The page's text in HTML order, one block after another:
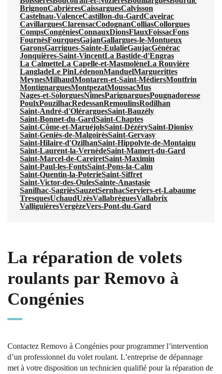
BrignonCabrièresCaissarguesCalvisson
Castelnau-ValenceCastillon-du-GardCaveirac
CavillarguesClarensacCodognanColliasCollorgues
CompsCongéniesConnauxDionsFlauxFoissacFons
FournèsFourquesGajanGallargues-le-Montueux
GaronsGarrigues-Sainte-EulalieGaujacGénérac
Jonquières-Saint-VincentLa Bastide-d'Engras
La CalmetteLa Capelle-et-MasmolèneLa Rouvière
LangladeLe PinLédenonManduelMarguerittes
MeynesMilhaudMontaren-et-Saint-MédiersMontfrin
MontignarguesMontpezatMoussacMus
Nages-et-SolorguesNîmesParignarguesPougnadoresse
PoulxPouzilhacRedessanRemoulinsRodilhan
Saint-André-d'OlérarguesSaint-Bauzély
Saint-Bonnet-du-GardSaint-Chaptes
Saint-Côme-et-MaruéjolsSaint-DézérySaint-Dionisy
Saint-Geniès-de-MalgoirèsSaint-Gervasy
Saint-Hilaire-d'OzilhanSaint-Hippolyte-de-Montaigu
Saint-Laurent-la-VernèdeSaint-Mamert-du-Gard
Saint-Marcel-de-CareiretSaint-Maximin
Saint-Paul-les-FontsSaint-Pons-la-Calm
Saint-Quentin-la-PoterieSaint-Siffret
Saint-Victor-des-OulesSainte-Anastasie
Sanilhac-SagrièsSauzetSernhacServiers-et-Labaume
TresquesUchaudUzèsVallabrèguesVallabrix
ValliguièresVergèzeVers-Pont-du-Gard
La réparation de volets
roulants par Removo à
Congénies
Contactez Removo à Congénies pour programmer l’intervention
d’un professionnel du volet roulant. L’entreprise de dépannage
met à votre disposition un technicien qualifié pour la réparation de